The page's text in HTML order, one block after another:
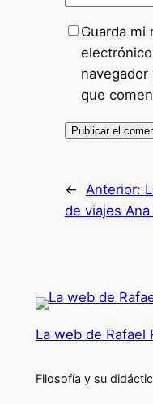
Guarda mi
navegador
que
← Anterior:
de viajes
La web de Rafael
Filosofía y su